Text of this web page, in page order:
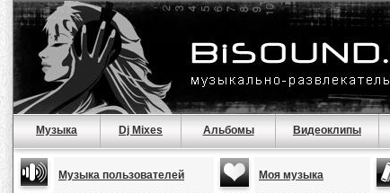
Музыка Dj Mixes Альбомы Видеоклипы
Музыка пользователей Моя музыка